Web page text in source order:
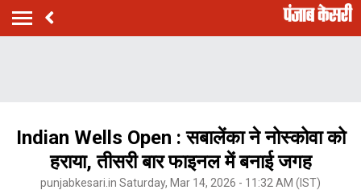
Indian Wells Open : सबालेंका ने नोस्कोवा को
हराया, तीसरी बार फाइनल में बनाई जगह
punjabkesari.in Saturday, Mar 14, 2026 - 11:32 AM (IST)